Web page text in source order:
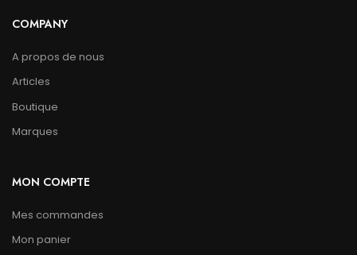
COMPANY
A propos de nous
Articles
Boutique
Marques
MON COMPTE
Mes commandes
Mon panier